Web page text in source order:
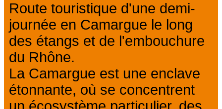
Route touristique d'une demi-
journée en Camargue le long
des étangs et de l'embouchure
du Rhône.
La Camargue est une enclave
étonnante, où se concentrent